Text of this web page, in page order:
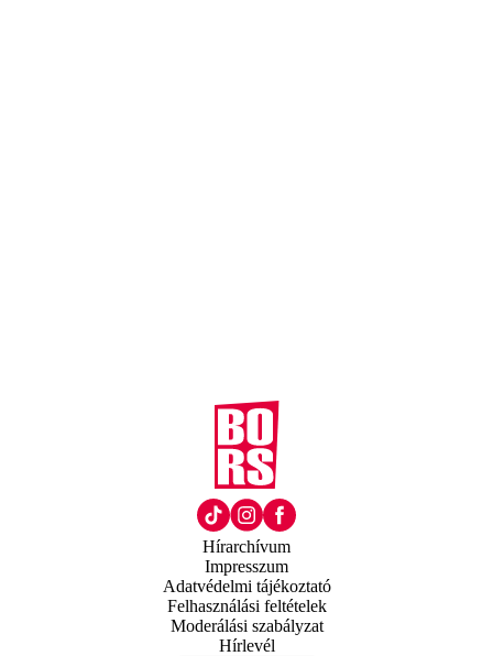
Hírarchívum
Impresszum
Adatvédelmi tájékoztató
Felhasználási feltételek
Moderálási szabályzat
Hírlevél